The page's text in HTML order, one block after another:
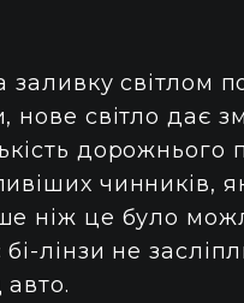
заливку світлом
нове світло дає
чинників,
ніж це було
лінзи не